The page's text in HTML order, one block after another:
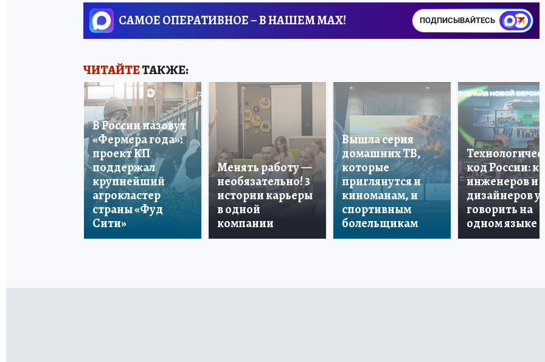
САМОЕ ОПЕРАТИВНОЕ – В НАШЕМ MAX! ПОДПИСЫВАЙТЕСЬ
ЧИТАЙТЕТАКЖЕ:
В России назовут
«Фермера года»:
проект КП
поддержал
крупнейший
агрокластер
страны «Фуд
Сити»
Менять работу —
необязательно! 3
истории карьеры
в одной
компании
Вышла серия
домашних ТВ,
которые
приглянутся и
киноманам, и
спортивным
болельщикам
код России:
инженеров и
дизайнеров
говорить на
одном языке